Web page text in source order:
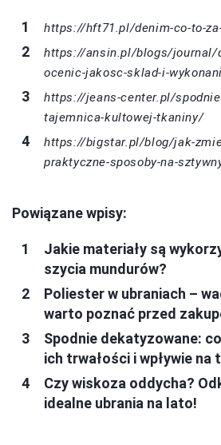
https://hft71.pl/denim-co-to-
https://ansin.pl/blogs/journal/
ocenic-jakosc-sklad-i-
https://jeans-center.pl/
tajemnica-kultowej-tkaniny/
https://bigstar.pl/blog/jak-
praktyczne-sposoby-na-
Powiązane wpisy:
Jakie materiały są
szycia mundurów?
Poliester w ubraniach –
warto poznać przed
Spodnie dekatyzowane:
ich trwałości i wpływie na
Czy wiskoza oddycha?
idealne ubrania na lato!